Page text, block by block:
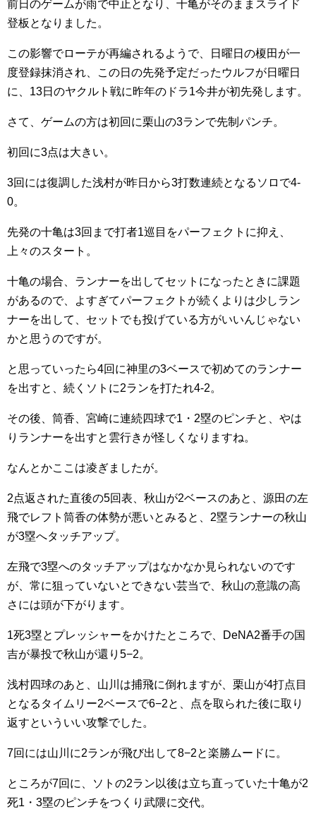
前日のゲームが雨で中止となり、十亀がそのままスライド
登板となりました。
この影響でローテが再編されるようで、日曜日の榎田が一
度登録抹消され、この日の先発予定だったウルフが日曜日
に、13日のヤクルト戦に昨年のドラ1今井が初先発します。
さて、ゲームの方は初回に栗山の3ランで先制パンチ。
初回に3点は大きい。
3回には復調した浅村が昨日から3打数連続となるソロで4-
0。
先発の十亀は3回まで打者1巡目をパーフェクトに抑え、
上々のスタート。
十亀の場合、ランナーを出してセットになったときに課題
があるので、よすぎてパーフェクトが続くよりは少しラン
ナーを出して、セットでも投げている方がいいんじゃない
かと思うのですが。
と思っていったら4回に神里の3ベースで初めてのランナー
を出すと、続くソトに2ランを打たれ4-2。
その後、筒香、宮崎に連続四球で1・2塁のピンチと、やは
りランナーを出すと雲行きが怪しくなりますね。
なんとかここは凌ぎましたが。
2点返された直後の5回表、秋山が2ベースのあと、源田の左
飛でレフト筒香の体勢が悪いとみると、2塁ランナーの秋山
が3塁へタッチアップ。
左飛で3塁へのタッチアップはなかなか見られないのです
が、常に狙っていないとできない芸当で、秋山の意識の高
さには頭が下がります。
1死3塁とプレッシャーをかけたところで、DeNA2番手の国
吉が暴投で秋山が還り5−2。
浅村四球のあと、山川は捕飛に倒れますが、栗山が4打点目
となるタイムリー2ベースで6−2と、点を取られた後に取り
返すといういい攻撃でした。
7回には山川に2ランが飛び出して8−2と楽勝ムードに。
ところが7回に、ソトの2ラン以後は立ち直っていた十亀が2
死1・3塁のピンチをつくり武隈に交代。